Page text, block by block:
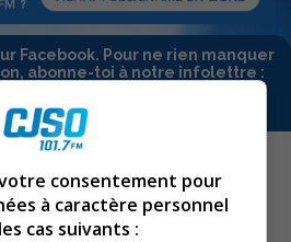
Facebook. Pour ne rien manquer
abonne-toi à notre infolettre :
DESROSIERS PART À L’AVENTURE POUR
votre consentement pour
à caractère personnel
cas suivants :